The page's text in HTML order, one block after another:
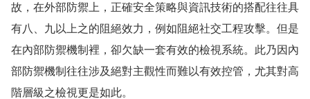
故，在外部防禦上，正確安全策略與資訊技術的搭配往往具
有八、九以上之的阻絕效力，例如阻絕社交工程攻擊。但是
在內部防禦機制裡，卻欠缺一套有效的檢視系統。 此乃因內
部防禦機制往往涉及絕對主觀性而難以有效控管，尤其對高
階層級之檢視更是如此。